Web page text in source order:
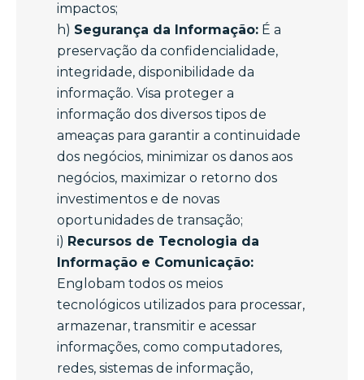
impactos;
h) Segurança da Informação: É a
preservação da confidencialidade,
integridade, disponibilidade da
informação. Visa proteger a
informação dos diversos tipos de
ameaças para garantir a continuidade
dos negócios, minimizar os danos aos
negócios, maximizar o retorno dos
investimentos e de novas
oportunidades de transação;
i) Recursos de Tecnologia da
Informação e Comunicação:
Englobam todos os meios
tecnológicos utilizados para processar,
armazenar, transmitir e acessar
informações, como computadores,
redes, sistemas de informação,